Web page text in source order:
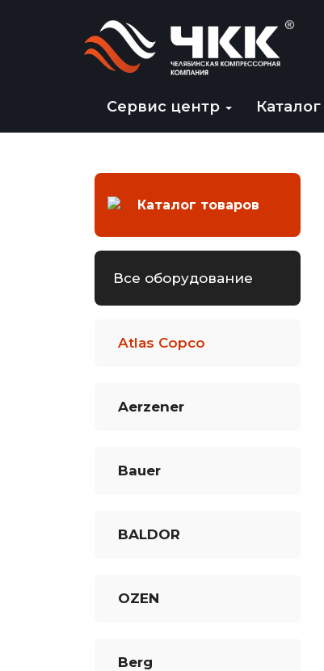
Сервис центр Каталог
Каталог товаров
Все оборудование
Atlas Copco
Aerzener
Bauer
BALDOR
OZEN
Berg